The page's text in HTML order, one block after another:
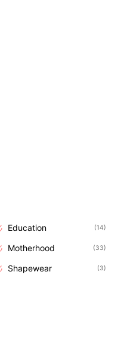
Education 14
Motherhood 33
Shapewear 3